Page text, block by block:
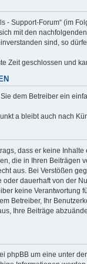
- Support-Forum“ (im
mit den
sind, so
Zeit geschlossen und
dem Betreiber ein
a bleibt auch nach
dass er keine
die in Ihren Beiträgen
aus. Bei Verstößen
dauerhaft von der
keine Verantwortung
Betreiber, Ihr
Ihre Beiträge
phpBB um eine unter der